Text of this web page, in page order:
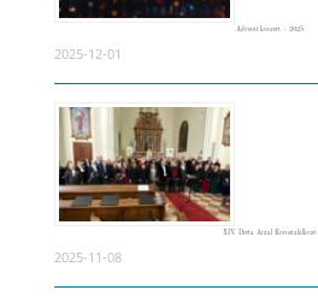
Adventi koncert – 2025
2025-12-01
XIV. Dréta Antal Kórustalálkozó
2025-11-08